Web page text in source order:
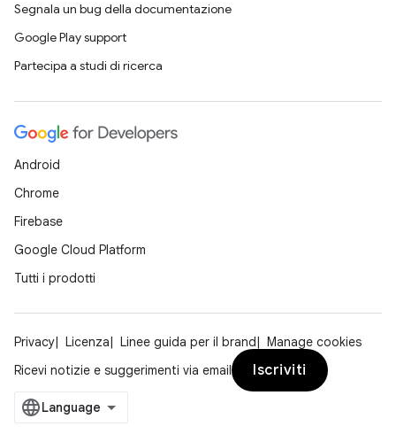
Segnala un bug della documentazione
Google Play support
Partecipa a studi di ricerca
Android
Chrome
Firebase
Google Cloud Platform
Tutti i prodotti
Privacy Licenza Linee guida per il brand
Manage cookies
Ricevi notizie e suggerimenti via email
Iscriviti